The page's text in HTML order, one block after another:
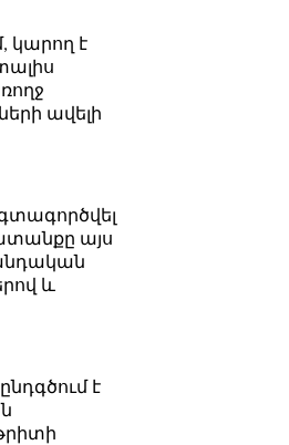
կարող է
ավելի
այս
և
է